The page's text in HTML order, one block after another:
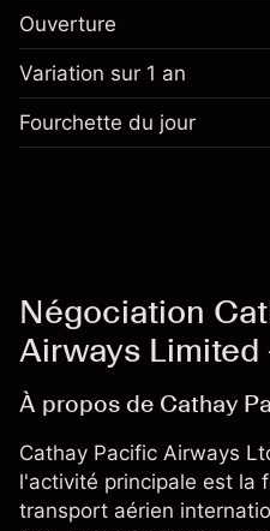
Ouverture
Variation sur 1 an
Fourchette du jour
Négociation
Airways
À propos de Cathay
Cathay Pacific Airways
l'activité principale est la
transport aérien